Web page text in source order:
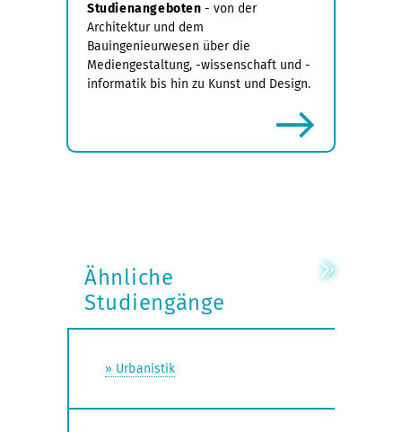
Ähnliche
Studiengänge
» Urbanistik
Studienangeboten- von der
Architektur und dem
Bauingenieurwesen über die
Mediengestaltung, -wissenschaft und -
informatik bis hin zu Kunst und Design.